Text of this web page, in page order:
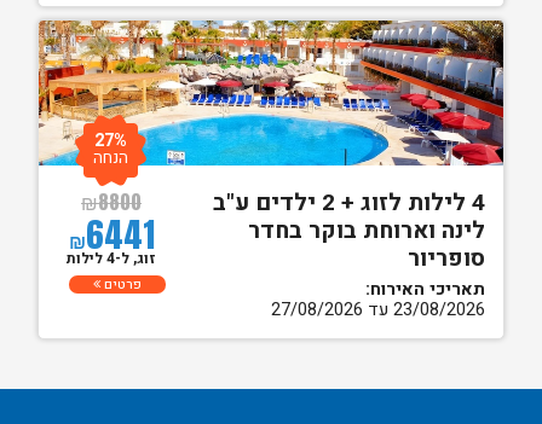
4 לילות לזוג + 2 ילדים ע"ב
לינה וארוחת בוקר בחדר
סופריור
תאריכי האירוח:
23/08/2026 עד 27/08/2026
₪8800
₪6441
27%
הנחה
זוג, ל-4 לילות
פרטים